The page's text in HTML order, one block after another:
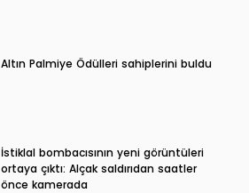
Altın Palmiye Ödülleri sahiplerini buldu
İstiklal bombacısının yeni görüntüleri
ortaya çıktı: Alçak saldırıdan saatler
önce kamerada